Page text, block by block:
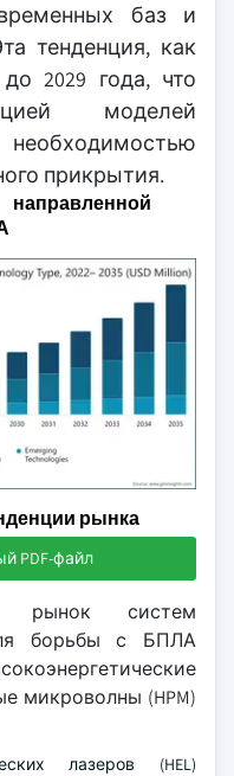
баз и
тенденция, как
2029 года, что
моделей
прикрытия.
рынка
PDF-файл
рынок систем
борьбы с БПЛА
микроволны (HPM)
лазеров (HEL)